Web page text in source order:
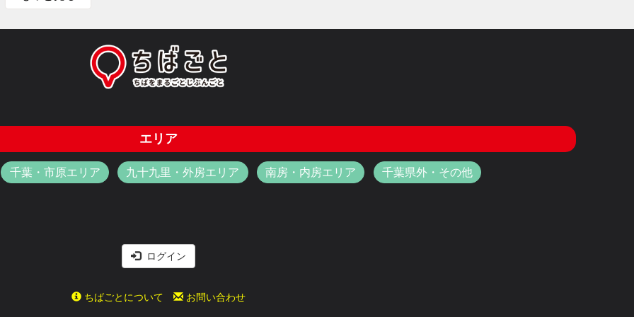
エリア
千葉・市原エリア 九十九里・外房エリア 南房・内房エリア 千葉県外・その他
ログイン
ちばごとについて お問い合わせ